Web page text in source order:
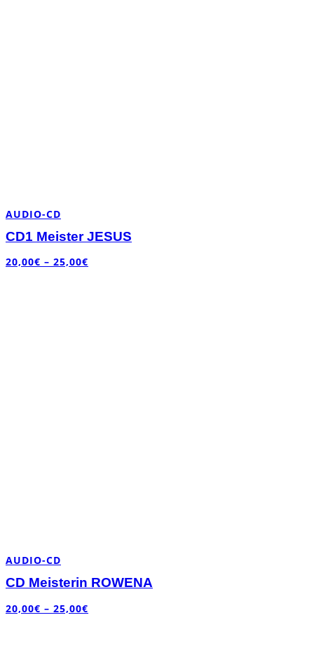
AUDIO-CD
CD1 Meister JESUS
20,00€ – 25,00€
AUDIO-CD
CD Meisterin ROWENA
20,00€ – 25,00€